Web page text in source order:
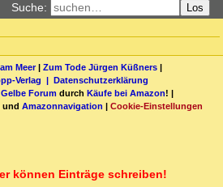
Suche: Los
Meer| Zum Tode Jürgen Küßners |
Verlag | Datenschutzerklärung
Forum durch Käufe bei Amazon! |
und Amazonnavigation | Cookie-Einstellungen
können Einträge schreiben!